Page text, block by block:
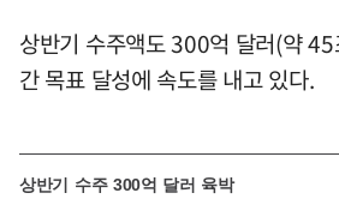
상반기 수주액도 300억 달러(약
간 목표 달성에 속도를 내고 있다.
상반기 수주 300억 달러 육박